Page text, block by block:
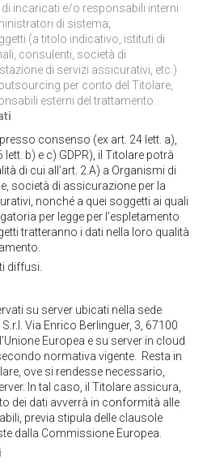
di incaricati e/o responsabili interni
di sistema;
(a titolo indicativo, istituti di
consulenti, società di
di servizi assicurativi, etc.)
per conto del Titolare,
esterni del trattamento.
consenso (ex art. 24 lett. a),
b) e c) GDPR), il Titolare potrà
di cui all’art. 2.A) a Organismi di
società di assicurazione per la
nonché a quei soggetti ai quali
per legge per l’espletamento
tratteranno i dati nella loro qualità
diffusi.
su server ubicati nella sede
Via Enrico Berlinguer, 3, 67100
Europea e su server in cloud
normativa vigente. Resta in
ove si rendesse necessario,
In tal caso, il Titolare assicura,
dei dati avverrà in conformità alle
previa stipula delle clausole
dalla Commissione Europea.